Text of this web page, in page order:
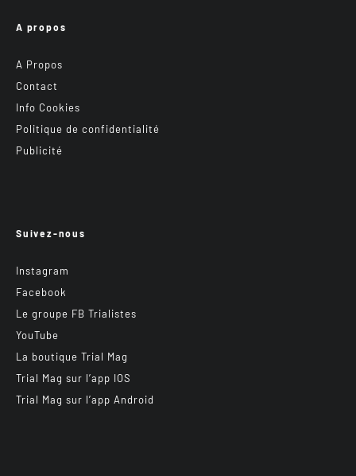
A propos
A Propos
Contact
Info Cookies
Politique de confidentialité
Publicité
Suivez-nous
Instagram
Facebook
Le groupe FB Trialistes
YouTube
La boutique Trial Mag
Trial Mag sur l’app IOS
Trial Mag sur l’app Android